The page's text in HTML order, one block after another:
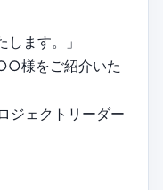
ます。」
様をご紹介いた
ジェクトリーダー